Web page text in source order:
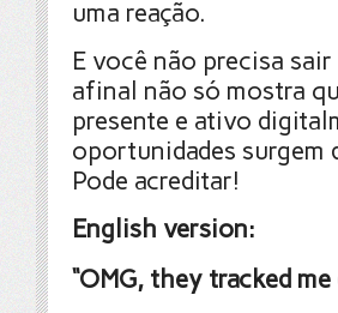
uma reação.
E você não precisa
afinal não só mostra
presente e ativo
oportunidades surgem
Pode acreditar!
English version:
“OMG, they tracked me